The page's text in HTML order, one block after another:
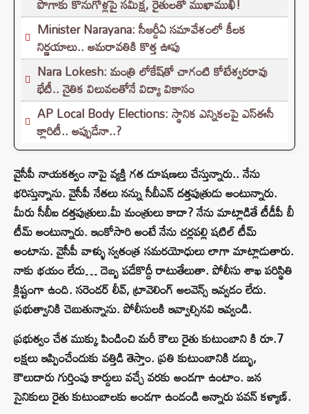
పొగాకు కొనుగోళ్లపై సమీక్ష, రైతులతో ముఖాముఖి!
Minister Narayana: సీఆర్డీఏ సమావేశంలో కీలక
నిర్ణయాలు.. అమరావతికి కొత్త ఊపు
Nara Lokesh: మంత్రి లోకేష్‌తో చాగంటి కోటేశ్వరరావు
భేటీ.. నైతిక విలువలతోనే విద్యా వికాసం
AP Local Body Elections: స్థానిక ఎన్నికలపై ఎస్ఈసీ
క్లారిటీ.. అప్పుడేనా..?
వైసీపీ నాయకత్వం నాపై వ్యక్తి గత దూషణలు చేస్తున్నారు.. నేను
భరిస్తున్నాను. వైసీపీ నేతలు నన్ను సీబీఎన్ దత్తపుత్రుడు అంటున్నారు.
మీరు సీబీఐ దత్తపుత్రులు.మీ మంత్రులు కాదా? నేను మాట్లాడితే టీడీపీ బీ
టీమ్ అంటున్నారు. ఇంకోసారి అంటే నేను చర్లపల్లి షటిల్ టీమ్
అంటాను. వైసీపీ వాళ్ళు స్వతంత్ర సమరయోధులు లాగా మాట్లాడుతారు.
నాకు భయం లేదు… దెబ్బ పడేకొద్దీ రాటుతేలుతా. పోలీసు శాఖ పరిస్థితి
క్లిష్టంగా ఉంది. సరెండర్ లీవ్, ట్రావెలింగ్ అలవెన్స్ ఇవ్వడం లేదు.
ప్రభుత్వానికి చెబుతున్నాను. పోలీసులకి ఇవ్వాల్సినవి ఇవ్వండి.
ప్రభుత్వం చేత ముక్కు పిండించి మరీ కౌలు రైతు కుటుంబాని కి రూ.7
లక్షలు ఇప్పించేందుకు వత్తిడి తెస్తాం. ప్రతి కుటుంబానికి డబ్భు,
కౌలుదారు గుర్తింపు కార్డులు వచ్చే వరకు అండగా ఉంటాం. జన
సైనికులు రైతు కుటుంబాలకు అండగా ఉండండి అన్నారు పవన్ కళ్యాణ్.